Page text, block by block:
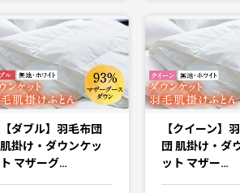
【ダブル】羽毛布団
肌掛け・ダウンケッ
ト マザーグ…
【クイーン】
団 肌掛け・ダ
ット マザー…